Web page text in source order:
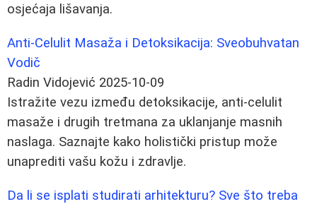
osjećaja lišavanja.
Anti-Celulit Masaža i Detoksikacija: Sveobuhvatan
Vodič
Radin Vidojević 2025-10-09
Istražite vezu između detoksikacije, anti-celulit
masaže i drugih tretmana za uklanjanje masnih
naslaga. Saznajte kako holistički pristup može
unaprediti vašu kožu i zdravlje.
Da li se isplati studirati arhitekturu? Sve što treba